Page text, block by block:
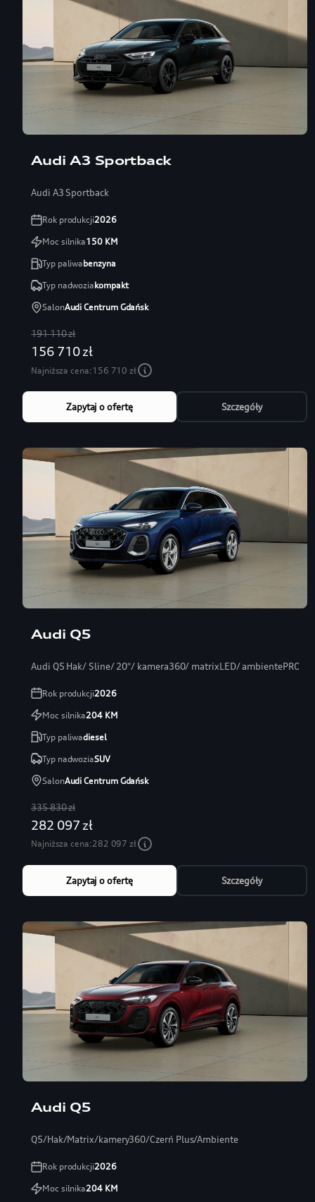
Audi A3 Sportback
Audi A3 Sportback
Rok produkcji2026
Moc silnika150KM
Typ paliwabenzyna
Typ nadwoziakompakt
SalonAudi Centrum Gdańsk
191 110 zł
156 710 zł
Najniższa cena:156 710 zł
Zapytaj o ofertę Szczegóły
Audi Q5
Audi Q5 Hak/ Sline/ 20″/ kamera360/ matrixLED/ ambientePRO/
Rok produkcji2026
Moc silnika204KM
Typ paliwadiesel
Typ nadwoziaSUV
SalonAudi Centrum Gdańsk
335 830 zł
282 097 zł
Najniższa cena:282 097 zł
Zapytaj o ofertę Szczegóły
Audi Q5
Q5/Hak/Matrix/kamery360/Czerń Plus/Ambiente
Rok produkcji2026
Moc silnika204KM